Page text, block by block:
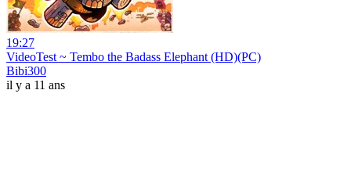
19:27
VideoTest ~ Tembo the Badass Elephant (HD)(PC)
Bibi300
il y a 11 ans